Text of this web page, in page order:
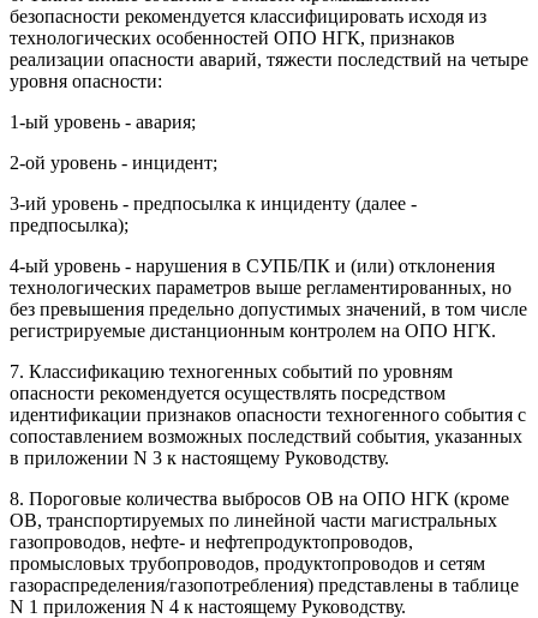
безопасности рекомендуется классифицировать исходя из
технологических особенностей ОПО НГК, признаков
реализации опасности аварий, тяжести последствий на четыре
уровня опасности:
1-ый уровень - авария;
2-ой уровень - инцидент;
3-ий уровень - предпосылка к инциденту (далее -
предпосылка);
4-ый уровень - нарушения в СУПБ/ПК и (или) отклонения
технологических параметров выше регламентированных, но
без превышения предельно допустимых значений, в том числе
регистрируемые дистанционным контролем на ОПО НГК.
7. Классификацию техногенных событий по уровням
опасности рекомендуется осуществлять посредством
идентификации признаков опасности техногенного события с
сопоставлением возможных последствий события, указанных
в приложении N 3 к настоящему Руководству.
8. Пороговые количества выбросов ОВ на ОПО НГК (кроме
ОВ, транспортируемых по линейной части магистральных
газопроводов, нефте- и нефтепродуктопроводов,
промысловых трубопроводов, продуктопроводов и сетям
газораспределения/газопотребления) представлены в таблице
N 1 приложения N 4 к настоящему Руководству.